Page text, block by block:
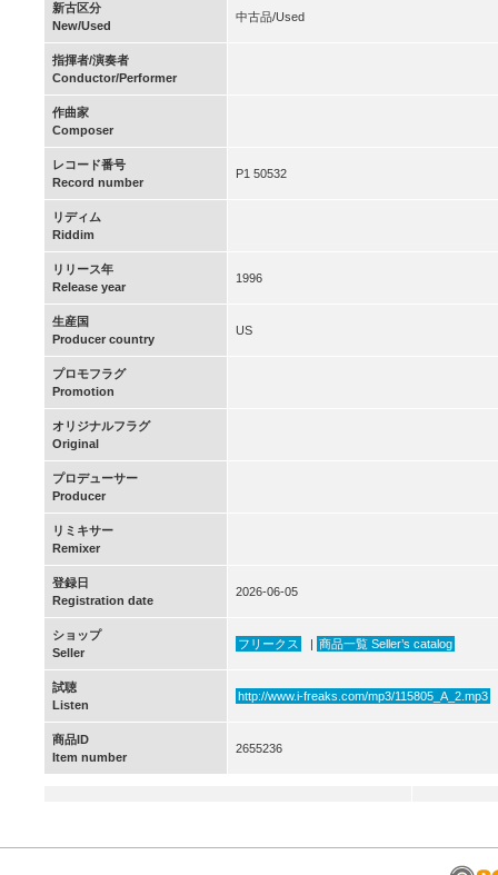
新古区分
New/Used
中古品/Used
指揮者/演奏者
Conductor/Performer
作曲家
Composer
レコード番号
Record number
P1 50532
リディム
Riddim
リリース年
Release year
1996
生産国
Producer country
US
プロモフラグ
Promotion
オリジナルフラグ
Original
プロデューサー
Producer
リミキサー
Remixer
登録日
Registration date
2026-06-05
ショップ
Seller
フリークス | 商品一覧 Seller’s catalog
試聴
Listen
http://www.i-freaks.com/mp3/115805_A_2.mp3
商品ID
Item number
2655236